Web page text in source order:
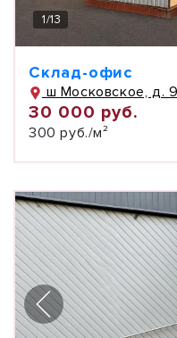
1/13
Склад-офис
ш Московское, д.
30 000 руб.
300 руб./м²